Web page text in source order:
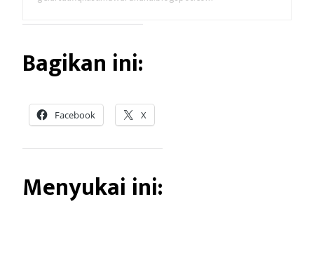
Bagikan ini:
Facebook X
Menyukai ini: